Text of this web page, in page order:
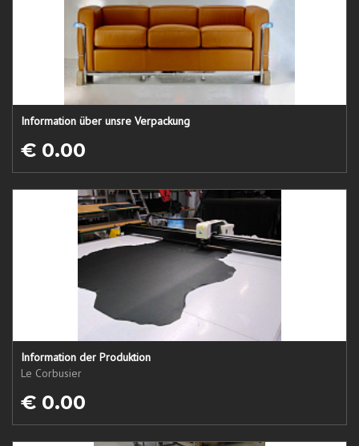
Information über unsre Verpackung
€ 0.00
Information der Produktion
Le Corbusier
€ 0.00